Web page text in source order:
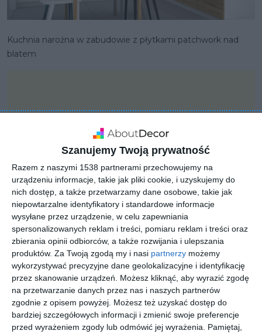
Szanujemy Twoją prywatność
Razem z naszymi 1538 partnerami przechowujemy na
urządzeniu informacje, takie jak pliki cookie, i uzyskujemy do
nich dostęp, a także przetwarzamy dane osobowe, takie jak
niepowtarzalne identyfikatory i standardowe informacje
wysyłane przez urządzenie, w celu zapewniania
spersonalizowanych reklam i treści, pomiaru reklam i treści oraz
zbierania opinii odbiorców, a także rozwijania i ulepszania
produktów. Za Twoją zgodą my i nasi partnerzy możemy
wykorzystywać precyzyjne dane geolokalizacyjne i identyfikację
przez skanowanie urządzeń. Możesz kliknąć, aby wyrazić zgodę
na przetwarzanie danych przez nas i naszych partnerów
zgodnie z opisem powyżej. Możesz też uzyskać dostęp do
bardziej szczegółowych informacji i zmienić swoje preferencje
przed wyrażeniem zgody lub odmówić jej wyrażenia.
Pamiętaj,
Kuchnia narożna w zabudowie z płytkami patchwork nad
blatem
PROJEKT
Nowoczesne mieszkanie
z geometrycznymi
płytkami w roli głównej